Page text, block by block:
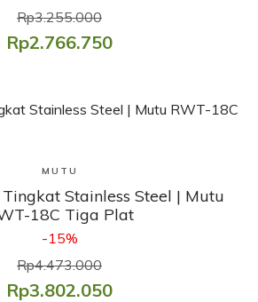
Rp3.255.000
Rp2.766.750
Lihat Produk
MUTU
Stainless Steel | Mutu
18C Tiga Plat
-15%
Rp4.473.000
Rp3.802.050